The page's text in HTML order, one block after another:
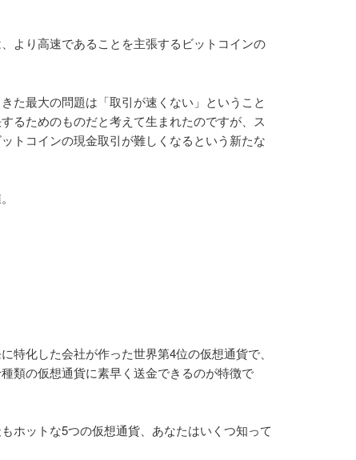
より高速であることを主張するビットコインの
た最大の問題は「取引が速くない」ということ
るためのものだと考えて生まれたのですが、ス
トコインの現金取引が難しくなるという新たな
特化した会社が作った世界第4位の仮想通貨で、
類の仮想通貨に素早く送金できるのが特徴で
ホットな5つの仮想通貨、あなたはいくつ知って